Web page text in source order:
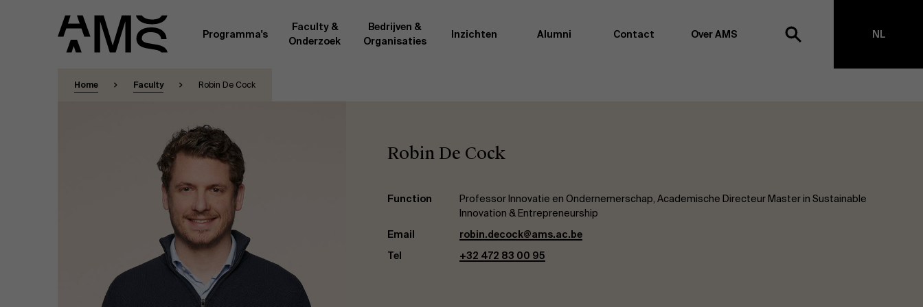
Programma's
Part-time programma's
Programma's op maat
Faculty &
Onderzoek
Faculty
Een kern van voltijdse academici, in dienst van AMS of gedeeld met de
Universiteit Antwerpen, vormt de ruggengraat van de AMS faculty
gemeenschap. Aanvullend daarop heeft een grote groep academici uit
andere universiteiten, lokaal en internationaal, en lesgevers met
praktijkervaring in de bedrijfswereld een deeltijdse opdracht aan de school.
Door hun specifieke expertise en hun professionele ervaring geven zij
volledige, praktijkgericht en wetenschappelijk actuele
managementinzichten. Samen bezorgen zij al onze deelnemers een
leerervaring van topkwaliteit.
effectieve veranderingen te realiseren. Onze ambitie is dan ook duidelijk:
“Opening minds to impact the world”
Bedrijven &
Organisaties
Inzichten Alumni Contact Over AMS NL
Home Faculty Robin De Cock
Robin De Cock
Function
Professor Innovatie en Ondernemerschap, Academische Directeur Master in Sustainable
Innovation & Entrepreneurship
Email
robin.decock@ams.ac.be
Tel
+32 472 83 00 95